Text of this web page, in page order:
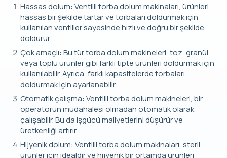
Hassas dolum: Ventilli torba dolum makinaları, ürünleri
hassas bir şekilde tartar ve torbaları doldurmak için
kullanılan ventiller sayesinde hızlı ve doğru bir şekilde
doldurur.
Çok amaçlı: Bu tür torba dolum makineleri, toz, granül
veya toplu ürünler gibi farklı tipte ürünleri doldurmak için
kullanılabilir. Ayrıca, farklı kapasitelerde torbaları
doldurmak için ayarlanabilir.
Otomatik çalışma: Ventilli torba dolum makineleri, bir
operatörün müdahalesi olmadan otomatik olarak
çalışabilir. Bu da işgücü maliyetlerini düşürür ve
üretkenliği artırır.
Hijyenik dolum: Ventilli torba dolum makinaları, steril
ürünler için idealdir ve hijyenik bir ortamda ürünleri